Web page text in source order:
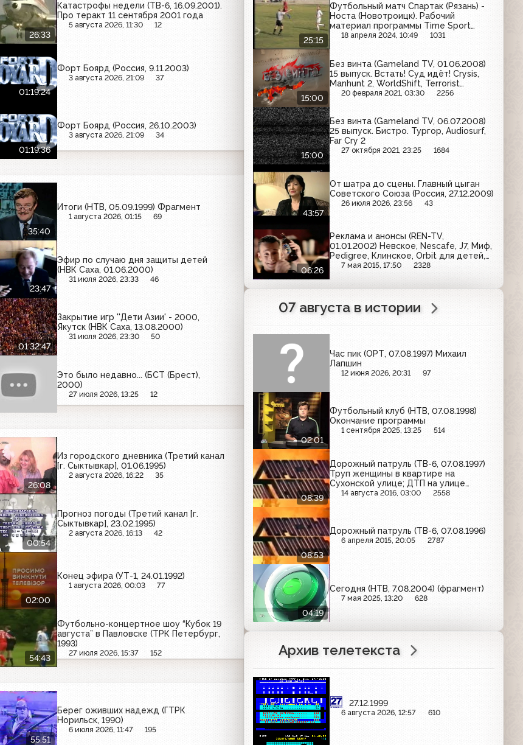
26:33
Катастрофы недели (ТВ-6, 16.09.2001).
Про теракт 11 сентября 2001 года
5 августа 2026, 11:30 12
01:19:24
Форт Боярд (Россия, 9.11.2003)
3 августа 2026, 21:09 37
01:19:36
Форт Боярд (Россия, 26.10.2003)
3 августа 2026, 21:09 34
35:40
Итоги (НТВ, 05.09.1999) Фрагмент
1 августа 2026, 01:15 69
23:47
Эфир по случаю дня защиты детей
(НВК Саха, 01.06.2000)
31 июля 2026, 23:33 46
01:32:47
Закрытие игр ''Дети Азии' - 2000,
Якутск (НВК Саха, 13.08.2000)
31 июля 2026, 23:30 50
Это было недавно... (БСТ (Брест),
2000)
27 июля 2026, 13:25 12
26:08
Из городского дневника (Третий канал
[г. Сыктывкар], 01.06.1995)
2 августа 2026, 16:22 35
00:54
Прогноз погоды (Третий канал [г.
Сыктывкар], 23.02.1995)
2 августа 2026, 16:13 42
02:00
Конец эфира (УТ-1, 24.01.1992)
1 августа 2026, 00:03 77
54:43
Футбольно-концертное шоу “Кубок 19
августа” в Павловске (ТРК Петербург,
1993)
27 июля 2026, 15:37 152
55:51
Берег оживших надежд (ГТРК
Норильск, 1990)
6 июля 2026, 11:47 195
25:15
Футбольный матч Спартак (Рязань) -
Носта (Новотроицк). Рабочий
материал программы Time Sport
(СТС-35 канал (Рязань); 1996)
18 апреля 2024, 10:49 1031
15:00
Без винта (Gameland TV, 01.06.2008)
15 выпуск. Встать! Суд идёт! Crysis,
Manhunt 2, WorldShift, Terrorist
Takedown 2
20 февраля 2021, 03:30 2256
15:00
Без винта (Gameland TV, 06.07.2008)
25 выпуск. Бистро. Тургор, Audiosurf,
Far Cry 2
27 октября 2021, 23:25 1684
43:57
От шатра до сцены. Главный цыган
Советского Союза (Россия, 27.12.2009)
26 июля 2026, 23:56 43
06:26
Реклама и анонсы (REN-TV,
01.01.2002) Невское, Nescafe, J7, Миф,
Pedigree, Клинское, Orbit для детей,
Pampers
7 мая 2015, 17:50 2328
07 августа в истории
Час пик (ОРТ, 07.08.1997) Михаил
Лапшин
12 июня 2026, 20:31 97
02:01
Футбольный клуб (НТВ, 07.08.1998)
Окончание программы
1 сентября 2025, 13:25 514
08:39
Дорожный патруль (ТВ-6, 07.08.1997)
Труп женщины в квартире на
Сухонской улице; ДТП на улице
Радио; убийство в квартире на
14 августа 2016, 03:00 2558
08:53
Дорожный патруль (ТВ-6, 07.08.1996)
6 апреля 2015, 20:05 2787
04:19
Сегодня (НТВ, 7.08.2004) (фрагмент)
7 мая 2025, 13:20 628
Архив телетекста
27.12.1999
6 августа 2026, 12:57 610